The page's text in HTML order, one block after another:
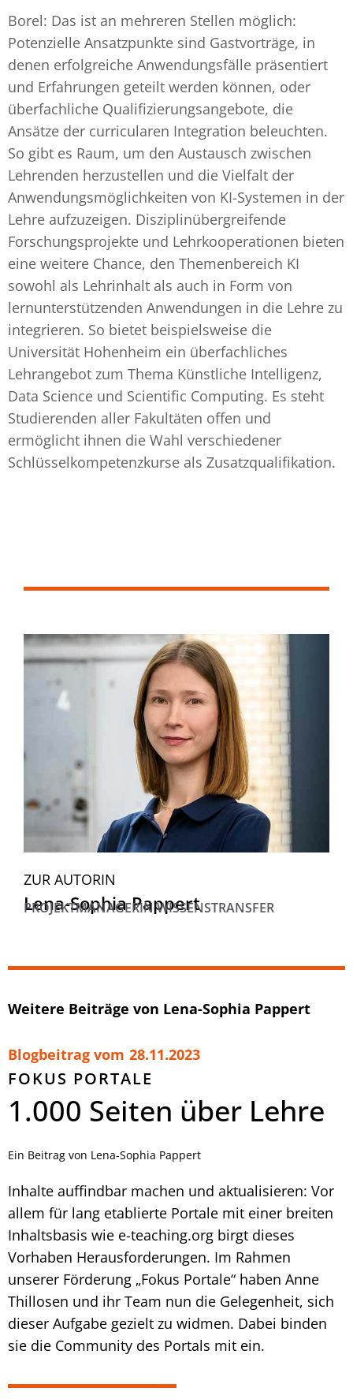
Borel: Das ist an mehreren Stellen möglich:
Potenzielle Ansatzpunkte sind Gastvorträge, in
denen erfolgreiche Anwendungsfälle präsentiert
und Erfahrungen geteilt werden können, oder
überfachliche Qualifizierungsangebote, die
Ansätze der curricularen Integration beleuchten.
So gibt es Raum, um den Austausch zwischen
Lehrenden herzustellen und die Vielfalt der
Anwendungsmöglichkeiten von KI-Systemen in der
Lehre aufzuzeigen. Disziplinübergreifende
Forschungsprojekte und Lehrkooperationen bieten
eine weitere Chance, den Themenbereich KI
sowohl als Lehrinhalt als auch in Form von
lernunterstützenden Anwendungen in die Lehre zu
integrieren. So bietet beispielsweise die
Universität Hohenheim ein überfachliches
Lehrangebot zum Thema Künstliche Intelligenz,
Data Science und Scientific Computing. Es steht
Studierenden aller Fakultäten offen und
ermöglicht ihnen die Wahl verschiedener
Schlüsselkompetenzkurse als Zusatzqualifikation.
ZUR AUTORIN
Lena-Sophia Pappert
PROJEKTMANAGERIN WISSENSTRANSFER
Weitere Beiträge von Lena-Sophia Pappert
Blogbeitrag vom 28.11.2023
FOKUS PORTALE
1.000 Seiten über Lehre
Ein Beitrag von Lena-Sophia Pappert
Inhalte auffindbar machen und aktualisieren: Vor
allem für lang etablierte Portale mit einer breiten
Inhaltsbasis wie e-teaching.org birgt dieses
Vorhaben Herausforderungen. Im Rahmen
unserer Förderung „Fokus Portale“ haben Anne
Thillosen und ihr Team nun die Gelegenheit, sich
dieser Aufgabe gezielt zu widmen. Dabei binden
sie die Community des Portals mit ein.